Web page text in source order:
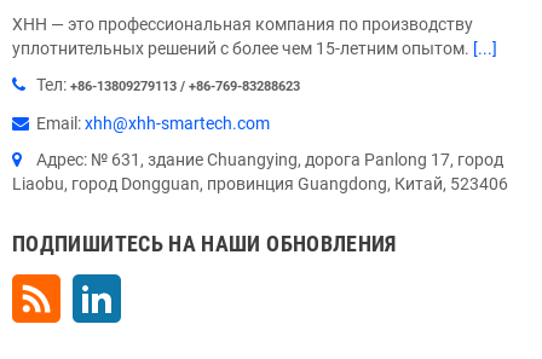
XHH — это профессиональная компания по производству
уплотнительных решений с более чем 15-летним опытом. [...]
Тел: +86-13809279113 / +86-769-83288623
Email:xhh@xhh-smartech.com
Адрес: № 631, здание Chuangying, дорога Panlong 17, город
Liaobu, город Dongguan, провинция Guangdong, Китай, 523406
ПОДПИШИТЕСЬ НА НАШИ ОБНОВЛЕНИЯ
Rss